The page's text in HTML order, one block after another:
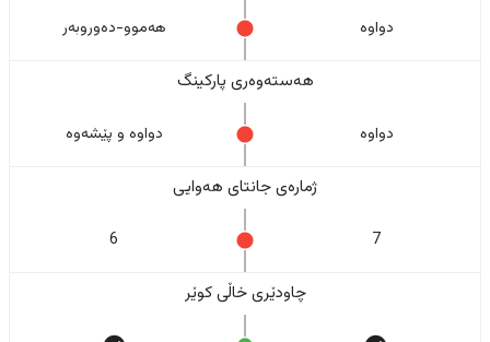
دواوە هەموو-دەوروبەر
هەستەوەری پارکینگ
دواوە دواوە و پێشەوە
ژمارەی جانتای هەوایی
7
6
چاودێری خاڵی کوێر